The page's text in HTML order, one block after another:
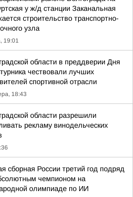
у ж/д станции Заканальная
строительство транспортно-
узла
19:01
области в преддверии Дня
чествовали лучших
спортивной отрасли
18:43
области разрешили
рекламу винодельческих
сборная России третий год подряд
чемпионом на
олимпиаде по ИИ